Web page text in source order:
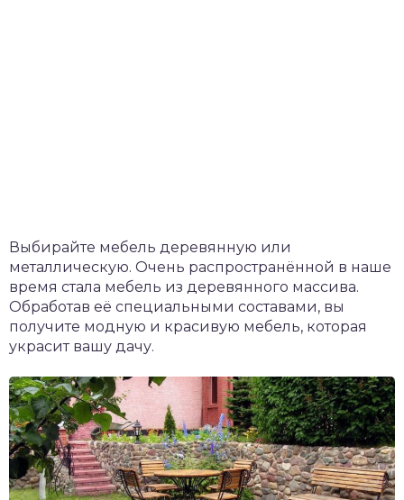
Выбирайте мебель деревянную или
металлическую. Очень распространённой в наше
время стала мебель из деревянного массива.
Обработав её специальными составами, вы
получите модную и красивую мебель, которая
украсит вашу дачу.